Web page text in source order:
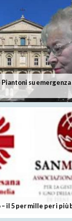
su emergenza
il 5 per mille per i più